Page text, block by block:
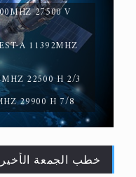
حقيقة المسيح الدجال
27500 V
A 11392MHZ
22500 H 2/3
29900 H 7/8
خطب الجمعة